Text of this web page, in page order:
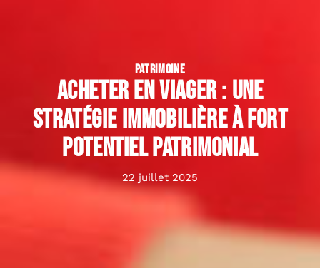
PATRIMOINE
Acheter en viager : une
stratégie immobilière à fort
potentiel patrimonial
22 juillet 2025